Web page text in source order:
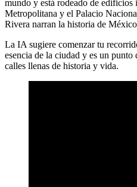
mundo y está rodeado de edificios
Metropolitana y el Palacio
Rivera narran la historia de
La IA sugiere comenzar tu
esencia de la ciudad y es un
calles llenas de historia y vida.